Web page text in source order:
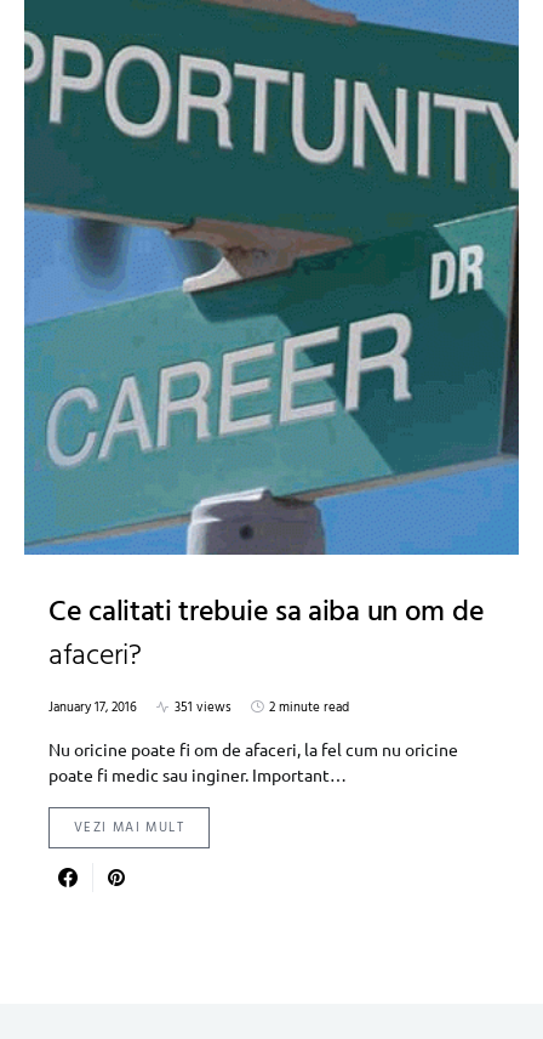
Ce calitati trebuie sa aiba un om de
afaceri?
January 17, 2016 351 views
2 minute read
Nu oricine poate fi om de afaceri, la fel cum nu oricine
poate fi medic sau inginer. Important…
VEZI MAI MULT